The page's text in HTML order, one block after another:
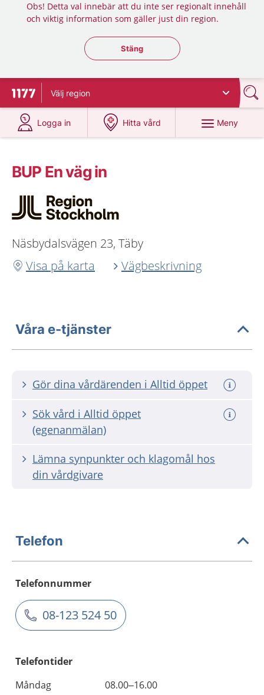
Obs! Detta val innebär att du inte ser regionalt innehåll
och viktig information som gäller just din region.
Stäng regionsväljaren
Stäng
Till startsidan för 1177
Välj region
Logga in
på 1177.se
Hitta vård
på 1177.se
Meny
BUP En väg in
Näsbydalsvägen 23, Täby
Visa på karta
Vägbeskrivning
Våra e-tjänster
Gör dina vårdärenden i Alltid öppet
Sök vård i Alltid öppet
(egenanmälan)
Lämna synpunkter och klagomål hos
din vårdgivare
Telefon
Telefonnummer
08-123 524 50
Telefontider
Måndag
08.00–16.00